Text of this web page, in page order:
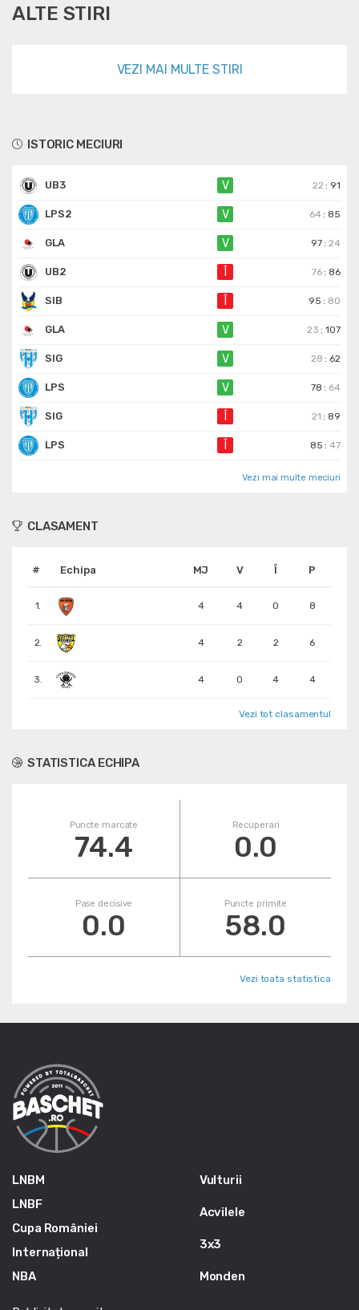
ISTORIC MECIURI
UB3 V 22 : 91
LPS2 V 64 : 85
GLA V 97 :24
UB2 76 : 86
SIB 95 : 80
GLA V 23 :107
SIG V 28 : 62
LPS V 78 : 64
SIG 21 : 89
LPS 85 :47
Vezi mai multe meciuri
ALTE STIRI
VEZI MAI MULTE STIRI
CLASAMENT
# Echipa MJ V Î P
1. 4 4 0 8
2. 4 2 2 6
3. 4 0 4 4
Vezi tot clasamentul
STATISTICA ECHIPA
Puncte marcate
74.4
Recuperari
0.0
Pase decisive
0.0
Puncte primite
58.0
Vezi toata statistica
LNBM
LNBF
Cupa României
Internațional
NBA
Vulturii
Acvilele
3x3
Monden